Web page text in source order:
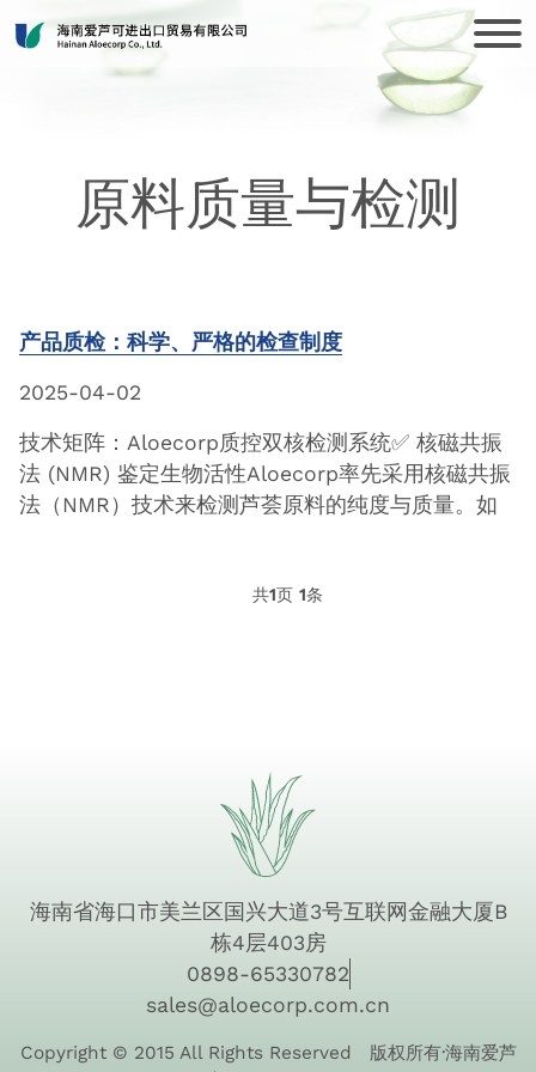
原料质量与检测
产品质检：科学、严格的检查制度
2025-04-02
技术矩阵：Aloecorp质控双核检测系统✅ 核磁共振
法 (NMR) 鉴定生物活性Aloecorp率先采用核磁共振
法（NMR）技术来检测芦荟原料的纯度与质量。如
共1页 1条
海南省海口市美兰区国兴大道3号互联网金融大厦B
栋4层403房
0898-65330782
sales@aloecorp.com.cn
Copyright © 2015 All Rights Reserved 版权所有·海南爱芦